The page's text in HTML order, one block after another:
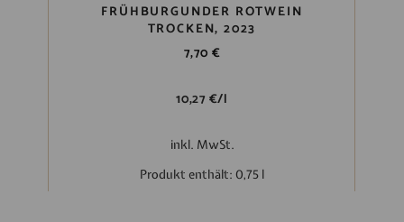
FRÜHBURGUNDER ROTWEIN
TROCKEN, 2023
7,70 €
10,27 €/l
inkl. MwSt.
Produkt enthält: 0,75 l